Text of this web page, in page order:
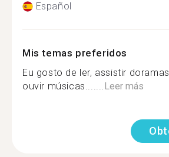
Español
Mis temas preferidos
Eu gosto de ler, assistir
ouvir músicas.......Leer más